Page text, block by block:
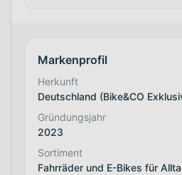
Markenprofil
Herkunft
Deutschland (Bike&CO
Gründungsjahr
2023
Sortiment
Fahrräder und E-Bikes für